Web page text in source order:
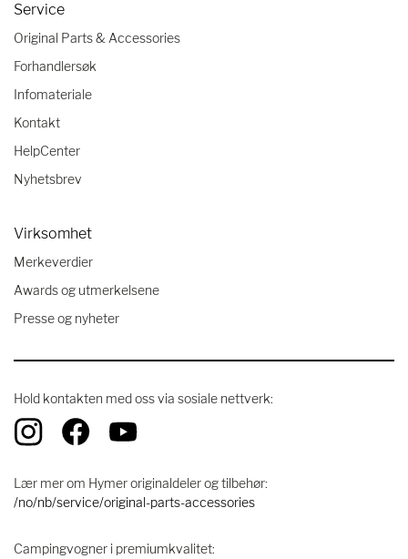
Service
Original Parts & Accessories
Forhandlersøk
Infomateriale
Kontakt
HelpCenter
Nyhetsbrev
Virksomhet
Merkeverdier
Awards og utmerkelsene
Presse og nyheter
Hold kontakten med oss ​​via sosiale nettverk:
Lær mer om Hymer originaldeler og tilbehør:
/no/nb/service/original-parts-accessories
Campingvogner i premiumkvalitet: